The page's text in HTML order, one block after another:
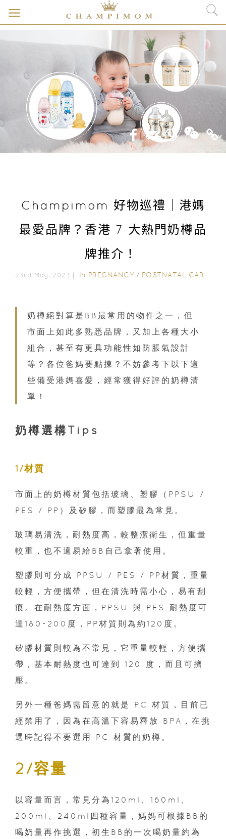
Champimom 好物巡禮｜港媽
最愛品牌？香港 7 大熱門奶樽品
牌推介！
23rd May, 2023｜ In PREGNANCY / POSTNATAL CARE
奶樽絕對算是BB最常用的物件之一，但
市面上如此多熟悉品牌，又加上各種大小
組合，甚至有更具功能性如防脹氣設計
等？各位爸媽要點揀？不妨參考下以下這
些備受港媽喜愛，經常獲得好評的奶樽清
單！
奶樽選構Tips
1/材質
市面上的奶樽材質包括玻璃、塑膠（PPSU /
PES / PP）及矽膠，而塑膠最為常見。
玻璃易清洗，耐熱度高，較整潔衛生，但重量
較重，也不適易給BB自己拿著使用。
塑膠則可分成 PPSU / PES / PP材質，重量
較輕，方便攜帶，但在清洗時需小心，易有刮
痕。在耐熱度方面，PPSU 與 PES 耐熱度可
達180-200度，PP材質則為約120度。
矽膠材質則較為不常見，它重量較輕，方便攜
帶，基本耐熱度也可達到 120 度，而且可擠
壓。
另外一種爸媽需留意的就是 PC 材質，目前已
經禁用了，因為在高溫下容易釋放 BPA，在挑
選時記得不要選用 PC 材質的奶樽。
2/容量
以容量而言，常見分為120ml、160ml、
200ml、240ml四種容量，媽媽可根據BB的
喝奶量再作挑選，初生BB的一次喝奶量約為